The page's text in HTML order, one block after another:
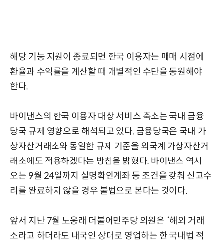
해당 기능 지원이 종료되면 한국 이용자는 매매 시점에
환율과 수익률을 계산할 때 개별적인 수단을 동원해야
한다.
바이낸스의 한국 이용자 대상 서비스 축소는 국내 금융
당국 규제 영향으로 해석되고 있다. 금융당국은 국내 가
상자산거래소와 동일한 규제 기준을 외국계 가상자산거
래소에도 적용하겠다는 방침을 밝혔다. 바이낸스 역시
오는 9월 24일까지 실명확인계좌 등 조건을 갖춰 신고수
리를 완료하지 않을 경우 불법으로 본다는 것이다.
앞서 지난 7월 노웅래 더불어민주당 의원은 “해외 거래
소라고 하더라도 내국인 상대로 영업하는 한 국내법 적